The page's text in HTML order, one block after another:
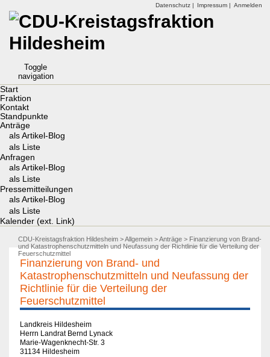
Datenschutz | Impressum | Anmelden
Toggle
navigation
Start
Fraktion
Kontakt
Standpunkte
Anträge
als Artikel-Blog
als Liste
Anfragen
als Artikel-Blog
als Liste
Pressemitteilungen
als Artikel-Blog
als Liste
Kalender (ext. Link)
CDU-Kreistagsfraktion Hildesheim >Allgemein >Anträge > Finanzierung von Brand-
und Katastrophenschutzmitteln und Neufassung der Richtlinie für die Verteilung der
Feuerschutzmittel
Finanzierung von Brand- und
Katastrophenschutzmitteln und Neufassung der
Richtlinie für die Verteilung der
Feuerschutzmittel
Landkreis Hildesheim
Herrn Landrat Bernd Lynack
Marie-Wagenknecht-Str. 3
31134 Hildesheim